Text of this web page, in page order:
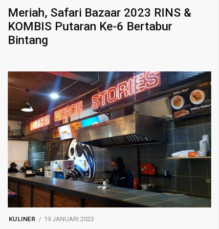
Meriah, Safari Bazaar 2023 RINS &
KOMBIS Putaran Ke-6 Bertabur
Bintang
KULINER 19 JANUARI 2023